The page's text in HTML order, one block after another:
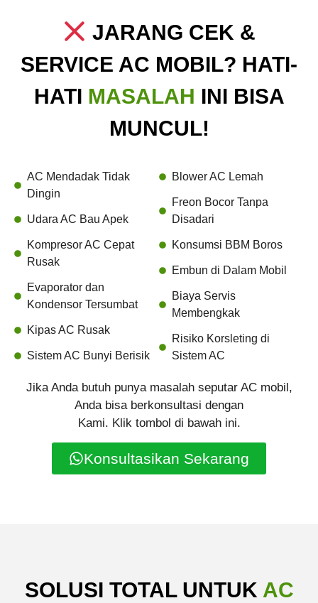
JARANG CEK &
SERVICE AC MOBIL? HATI-
HATI MASALAH INI BISA
MUNCUL!
AC Mendadak Tidak
Dingin
Udara AC Bau Apek
Kompresor AC Cepat
Rusak
Evaporator dan
Kondensor Tersumbat
Kipas AC Rusak
Sistem AC Bunyi Berisik
Blower AC Lemah
Freon Bocor Tanpa
Disadari
Konsumsi BBM Boros
Embun di Dalam Mobil
Biaya Servis
Membengkak
Risiko Korsleting di
Sistem AC
Jika Anda butuh punya masalah seputar AC mobil,
Anda bisa berkonsultasi dengan
Kami. Klik tombol di bawah ini.
Konsultasikan Sekarang
SOLUSI TOTAL UNTUK AC